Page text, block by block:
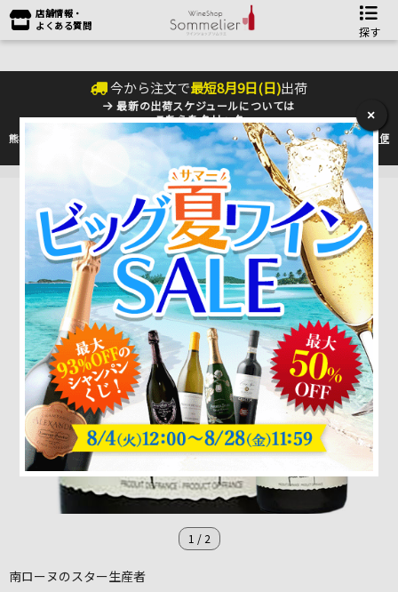
店舗情報・
よくある質問
探す
今から注文で最短8月9日(日)出荷
最新の出荷スケジュールについては
こちらをクリック
熊本地震の影響により九州への配送に遅れが生じております。最新情報は佐川急便
のHP
をご確認下さい。
1 / 2
南ローヌのスター生産者
×